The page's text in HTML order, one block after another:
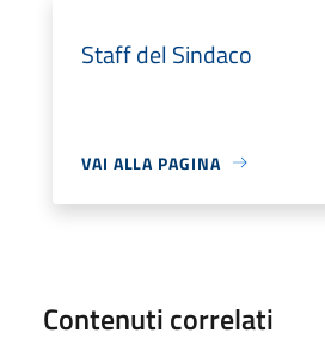
Staff del Sindaco
VAI ALLA PAGINA
Contenuti correlati